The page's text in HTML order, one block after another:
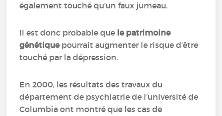
également touché qu’un faux jumeau.
Il est donc probable que le patrimoine
génétiquepourrait augmenter le risque d’être
touché par la dépression.
En 2000, les résultats des travaux du
département de psychiatrie de l’université de
Columbia ont montré que les cas de